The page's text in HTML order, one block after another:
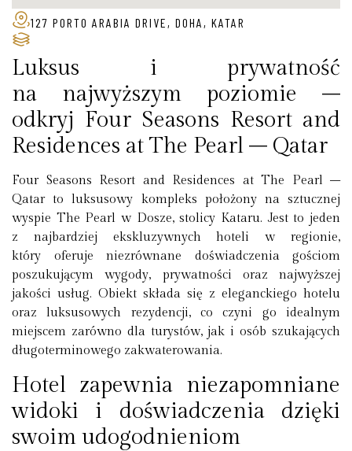
127 PORTO ARABIA DRIVE, DOHA, KATAR
Luksus i prywatność
na najwyższym poziomie –
odkryj Four Seasons Resort and
Residences at The Pearl – Qatar
Four Seasons Resort and Residences at The Pearl –
Qatar to luksusowy kompleks położony na sztucznej
wyspie The Pearl w Dosze, stolicy Kataru. Jest to jeden
z najbardziej ekskluzywnych hoteli w regionie,
który oferuje niezrównane doświadczenia gościom
poszukującym wygody, prywatności oraz najwyższej
jakości usług. Obiekt składa się z eleganckiego hotelu
oraz luksusowych rezydencji, co czyni go idealnym
miejscem zarówno dla turystów, jak i osób szukających
długoterminowego zakwaterowania.
Hotel zapewnia niezapomniane
widoki i doświadczenia dzięki
swoim udogodnieniom